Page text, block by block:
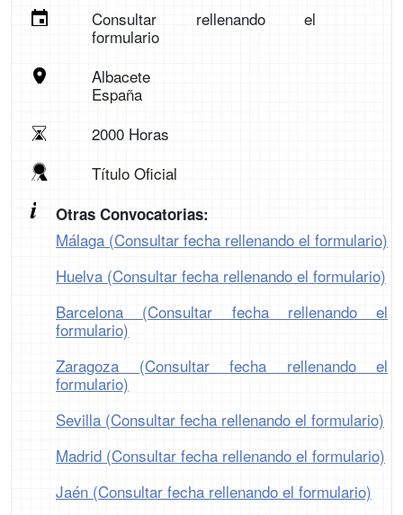
Consultar rellenando el
formulario
Albacete
España
2000 Horas
Título Oficial
Otras Convocatorias:
Málaga (Consultar fecha rellenando el formulario)
Huelva (Consultar fecha rellenando el formulario)
Barcelona (Consultar fecha rellenando el
formulario)
Zaragoza (Consultar fecha rellenando el
formulario)
Sevilla (Consultar fecha rellenando el formulario)
Madrid (Consultar fecha rellenando el formulario)
Jaén (Consultar fecha rellenando el formulario)